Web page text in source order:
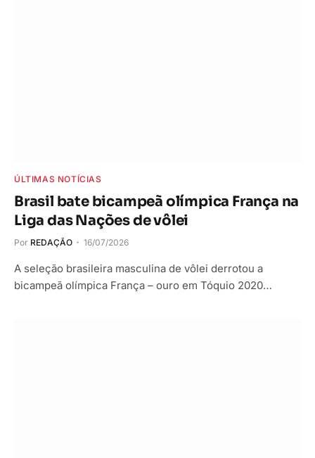
ÚLTIMAS NOTÍCIAS
Brasil bate bicampeã olímpica França na
Liga das Nações de vôlei
Por REDAÇÃO 16/07/2026
A seleção brasileira masculina de vôlei derrotou a
bicampeã olímpica França – ouro em Tóquio 2020…